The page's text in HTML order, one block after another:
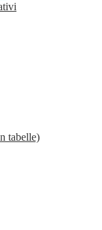
tabelle)